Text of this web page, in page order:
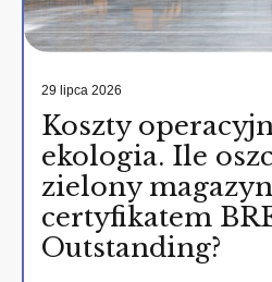
29 lipca 2026
Koszty
ekologia. Ile
zielony
certyfikatem
Outstanding?